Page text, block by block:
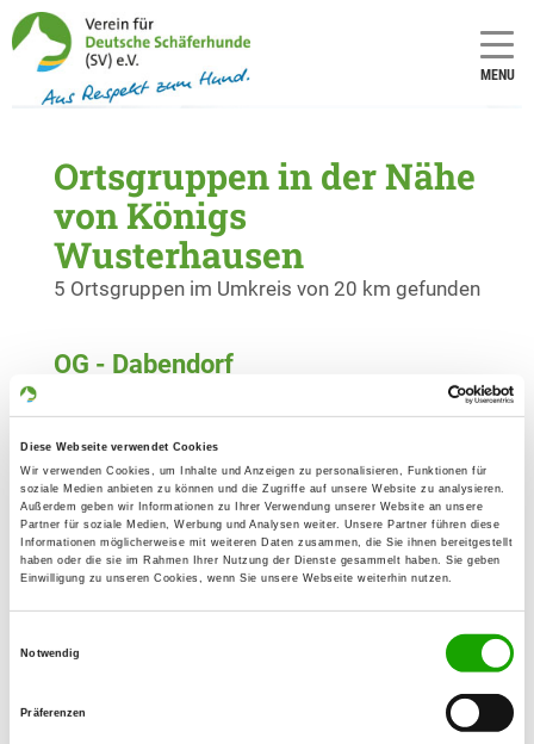
Diese Webseite verwendet Cookies
Wir verwenden Cookies, um Inhalte und Anzeigen zu personalisieren, Funktionen für
soziale Medien anbieten zu können und die Zugriffe auf unsere Website zu analysieren.
Außerdem geben wir Informationen zu Ihrer Verwendung unserer Website an unsere
Partner für soziale Medien, Werbung und Analysen weiter. Unsere Partner führen diese
Informationen möglicherweise mit weiteren Daten zusammen, die Sie ihnen bereitgestellt
haben oder die sie im Rahmen Ihrer Nutzung der Dienste gesammelt haben. Sie geben
Einwilligung zu unseren Cookies, wenn Sie unsere Webseite weiterhin nutzen.
Notwendig
Präferenzen
MENU
Ortsgruppen in der Nähe
von Königs
Wusterhausen
5 Ortsgruppen im Umkreis von 20 km gefunden
OG - Dabendorf
15806 Zossen
OG - Berlin-Britz
Details
Zum Herthateich
12529 Schönefeld-Kleinziethen
Töpchiner Weg 99-107